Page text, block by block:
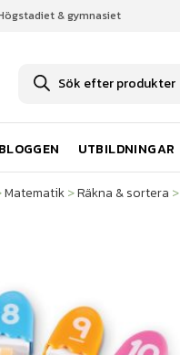
& gymnasiet
u
k
t
s
ö
k
UTBILDNINGAR
Matematik Räkna & sortera
Matematik>Räkna & sortera >